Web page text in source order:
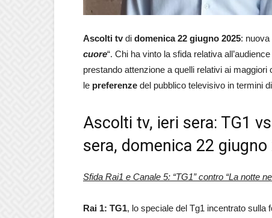
Ascolti tvdi domenica 22 giugno 2025: nuova
cuore“. Chi ha vinto la sfida relativa
prestando attenzione a quelli relativi ai
le preferenze del pubblico televisivo in termini di
Ascolti tv, ieri sera: TG1
sera, domenica 22 giugno
Sfida Rai1 e Canale 5: “TG1” contro “La notte
Rai 1: TG1, lo speciale del Tg1 incentrato sulla